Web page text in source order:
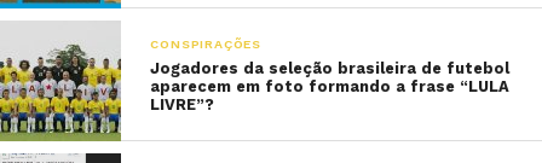
CONSPIRAÇÕES
Jogadores da seleção brasileira de futebol
aparecem em foto formando a frase “LULA
LIVRE”?